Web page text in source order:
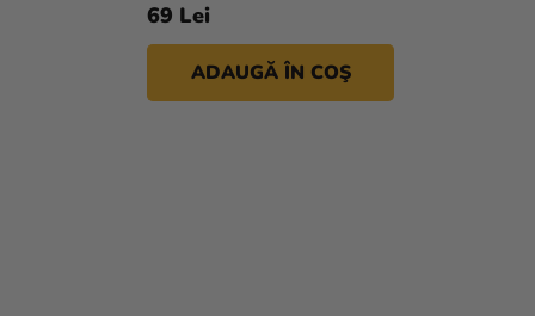
69 Lei
ADAUGĂ ÎN COŞ